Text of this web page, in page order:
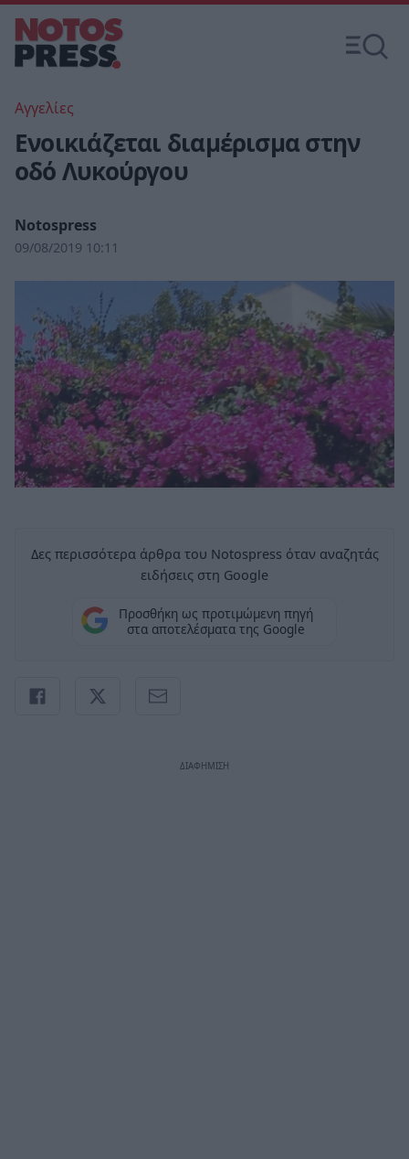
Αγγελίες
Eνοικιάζεται διαμέρισμα στην
οδό Λυκούργου
Notospress
09/08/2019 10:11
Δες περισσότερα άρθρα του Notospress όταν αναζητάς
ειδήσεις στη Google
Προσθήκη ως προτιμώμενη πηγή
στα αποτελέσματα της Google